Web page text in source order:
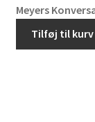
Meyers
Tilføj til kurv